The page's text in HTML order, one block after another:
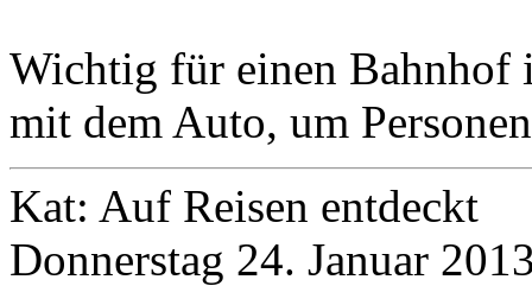
Wichtig für einen Bahnhof
mit dem Auto, um
Kat: Auf Reisen entdeckt
Donnerstag 24. Januar